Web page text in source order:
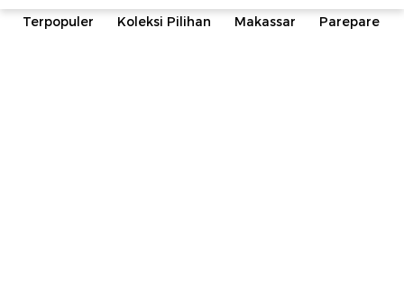
Terpopuler
Koleksi Pilihan Makassar Parepare